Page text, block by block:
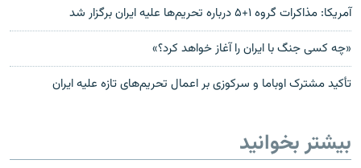
آمريکا: مذاکرات گروه ۱+۵ درباره تحریم‌ها علیه ايران برگزار شد
«چه کسی جنگ با ایران را آغاز خواهد کرد؟»
تأکید مشترک اوباما و سرکوزی بر اعمال تحریم‌های تازه علیه ایران
بیشتر بخوانید